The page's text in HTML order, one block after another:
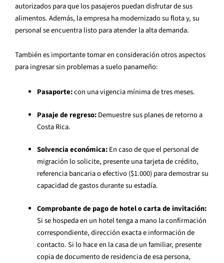
autorizados para que los pasajeros puedan disfrutar de sus
alimentos. Además, la empresa ha modernizado su flota y, su
personal se encuentra listo para atender la alta demanda.
También es importante tomar en consideración otros aspectos
para ingresar sin problemas a suelo panameño:
Pasaporte:con una vigencia mínima de tres meses.
Pasaje de regreso:Demuestre sus planes de retorno a
Costa Rica.
Solvencia económica:En caso de que el personal de
migración lo solicite, presente una tarjeta de crédito,
referencia bancaria o efectivo ($1.000) para demostrar su
capacidad de gastos durante su estadía.
Comprobante de pago de hotel o carta de invitación:
Si se hospeda en un hotel tenga a mano la confirmación
correspondiente, dirección exacta e información de
contacto. Si lo hace en la casa de un familiar, presente
copia de documento de residencia de esa persona,